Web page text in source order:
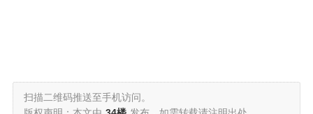
扫描二维码推送至手机访问。